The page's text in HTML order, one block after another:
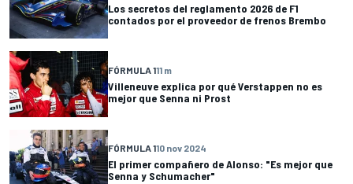
Los secretos del reglamento 2026 de F1
contados por el proveedor de frenos Brembo
FÓRMULA 111 m
Villeneuve explica por qué Verstappen no es
mejor que Senna ni Prost
FÓRMULA 110 nov 2024
El primer compañero de Alonso: "Es mejor que
Senna y Schumacher"